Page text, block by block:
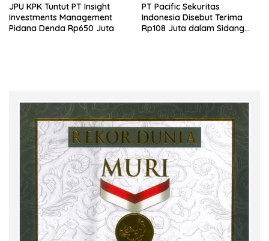
JPU KPK Tuntut PT Insight
Investments Management
Pidana Denda Rp650 Juta
PT Pacific Sekuritas
Indonesia Disebut Terima
Rp108 Juta dalam Sidang